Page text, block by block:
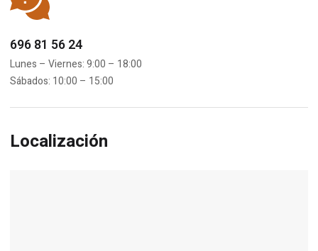
696 81 56 24
Lunes – Viernes: 9:00 – 18:00
Sábados: 10:00 – 15:00
Localización